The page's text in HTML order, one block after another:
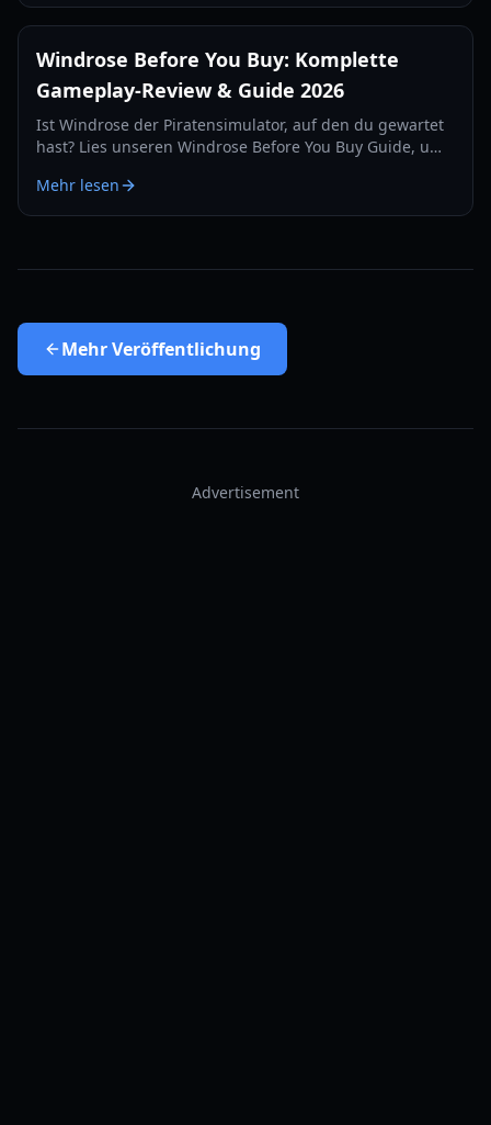
Windrose Before You Buy: Komplette
Gameplay-Review & Guide 2026
Ist Windrose der Piratensimulator, auf den du gewartet
hast? Lies unseren Windrose Before You Buy Guide, um
den Early-Access-Zustand zu erfahren.
Mehr lesen
MehrVeröffentlichung
Advertisement